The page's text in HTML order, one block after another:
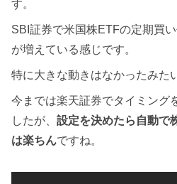
す。
SBI証券で米国株ETFの定期買
が増えている感じです。
特に大きな動きはなかったみた
今までは楽天証券でタイミング
したが、 設定を決めたら自動で
は楽ちんですね。